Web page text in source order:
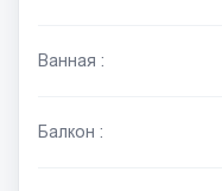
Ванная :
Балкон :